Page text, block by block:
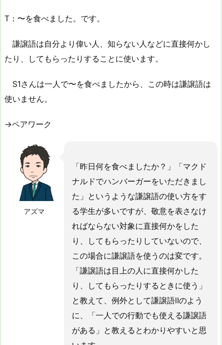
T：〜を食べました。です。
謙譲語は自分より偉い人、知らない人などに直接何かし
たり、してもらったりすることに使います。
S1さんは一人で〜を食べましたから、この時は謙譲語は
使いません。
→ペアワーク
アズマ
「昨日何を食べましたか？」「マクド
ナルドでハンバーガーをいただきまし
た」というような謙譲語の使い方をす
る学生が多いですが、敬意を表さなけ
ればならない対象に直接何かをした
り、してもらったりしていないので、
この場合に謙譲語を使うのは変です。
「謙譲語は目上の人に直接何かした
り、してもらったりするときに使う」
と教えて、例外として謙譲語Ⅱのよう
に、「一人での行動でも使える謙譲語
がある」と教えるとわかりやすいと思